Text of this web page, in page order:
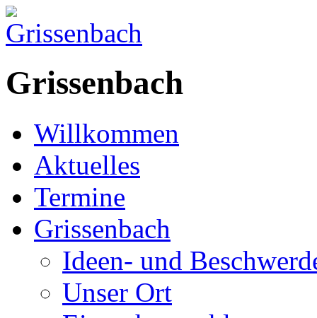
Grissenbach
Willkommen
Aktuelles
Termine
Grissenbach
Ideen- und
Unser Ort